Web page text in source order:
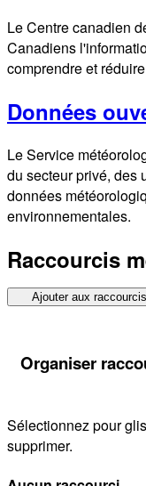
Le Centre canadien
Canadiens
comprendre et
Données
Le Service
du secteur privé, des
données
environnementales.
Raccourcis
Ajouter aux raccourcis
Organiser
Sélectionnez pour
supprimer.